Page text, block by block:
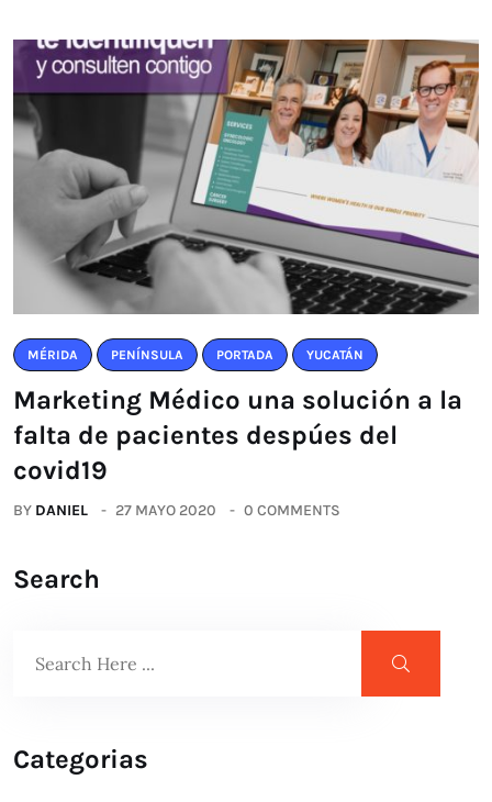
MÉRIDA PENÍNSULA PORTADA YUCATÁN
Marketing Médico una solución a la
falta de pacientes despúes del
covid19
BY DANIEL 27 MAYO 2020 0 COMMENTS
Search
Categorias